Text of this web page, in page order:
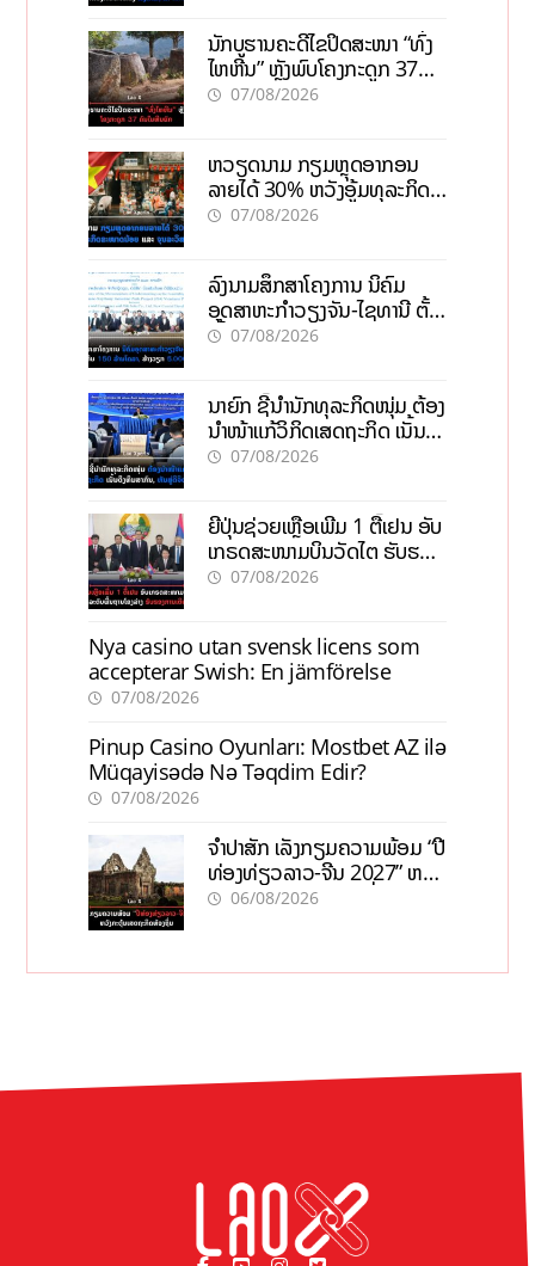
ນັກບູຮານຄະດີໄຂປິດສະໜາ “ທົ່ງ
ໄຫຫີນ” ຫຼັງພົບໂຄງກະດູກ 37
ຄົນໃນຫີນຍັກ
07/08/2026
ຫວຽດນາມ ກຽມຫຼຸດອາກອນ
ລາຍໄດ້ 30% ຫວັງອູ້ມທຸລະກິດ
ຂະໜາດນ້ອຍ ແລະ ຈຸນລະ
07/08/2026
ລົງນາມສຶກສາໂຄງການ ນິຄົມ
ອຸດສາຫະກຳວຽງຈັນ-ໄຊທານີ ຕັ້ງ
ເປົ້າດຶງທຶນ 150 ລ້ານໂດລາ, ສ້າງ
07/08/2026
ນາຍົກ ຊີ້ນຳນັກທຸລະກິດໜຸ່ມ ຕ້ອງ
ນຳໜ້າແກ້ວິກິດເສດຖະກິດ ເນັ້ນດຶງ
ທຶນສາກົນ, ຫັນສູ່ດິຈິຕອນ
07/08/2026
ຍີ່ປຸ່ນຊ່ວຍເຫຼືອເພີ່ມ 1 ຕື້ເຢນ ອັບ
ເກຣດສະໜາມບິນວັດໄຕ ຮັບຮອງ
ການເຕີບໂຕ
07/08/2026
Nya casino utan svensk licens som
accepterar Swish: En jämförelse
07/08/2026
Pinup Casino Oyunları: Mostbet AZ ilə
Müqayisədə Nə Təqdim Edir?
07/08/2026
ຈຳປາສັກ ເລັ່ງກຽມຄວາມພ້ອມ “ປີ
ທ່ອງທ່ຽວລາວ-ຈີນ 2027” ຫວັງ
ກະຕຸ້ນເສດຖະກິດທ້ອງຖິ່ນ
06/08/2026